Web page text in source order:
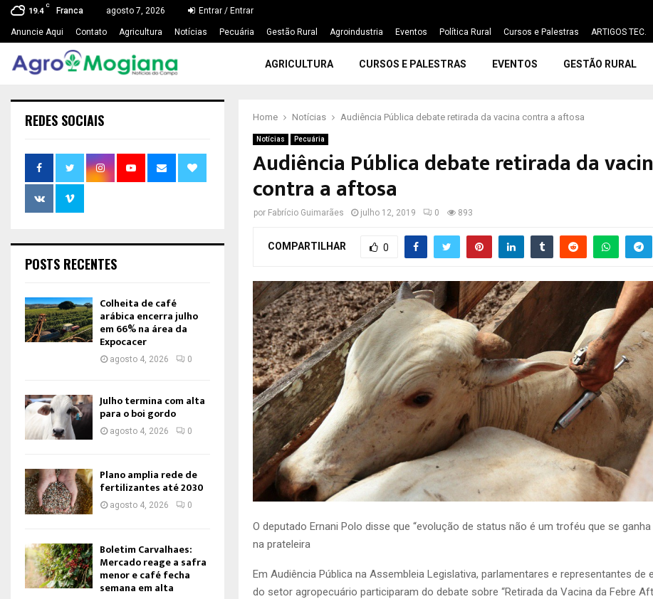
19.4
C
Franca agosto 7, 2026 Entrar / Entrar
Anuncie Aqui Contato Agricultura Notícias Pecuária Gestão Rural Agroindustria Eventos Política Rural Cursos e Palestras ARTIGOS TEC.
AGRICULTURA CURSOS E PALESTRAS EVENTOS GESTÃO RURAL
Home Notícias Audiência Pública debate retirada da vacina contra a aftosa
Notícias Pecuária
Audiência Pública debate retirada da
contra a aftosa
por Fabrício Guimarães julho 12, 2019 0 893
COMPARTILHAR 0
O deputado Ernani Polo disse que “evolução de status não é um troféu que se
na prateleira
Em Audiência Pública na Assembleia Legislativa, parlamentares e representantes de
do setor agropecuário participaram do debate sobre “Retirada da Vacina da Febre
REDES SOCIAIS
POSTS RECENTES
Colheita de café
arábica encerra julho
em 66% na área da
Expocacer
agosto 4, 2026 0
Julho termina com alta
para o boi gordo
agosto 4, 2026 0
Plano amplia rede de
fertilizantes até 2030
agosto 4, 2026 0
Boletim Carvalhaes:
Mercado reage a safra
menor e café fecha
semana em alta